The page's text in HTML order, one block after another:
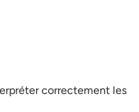
correctement les